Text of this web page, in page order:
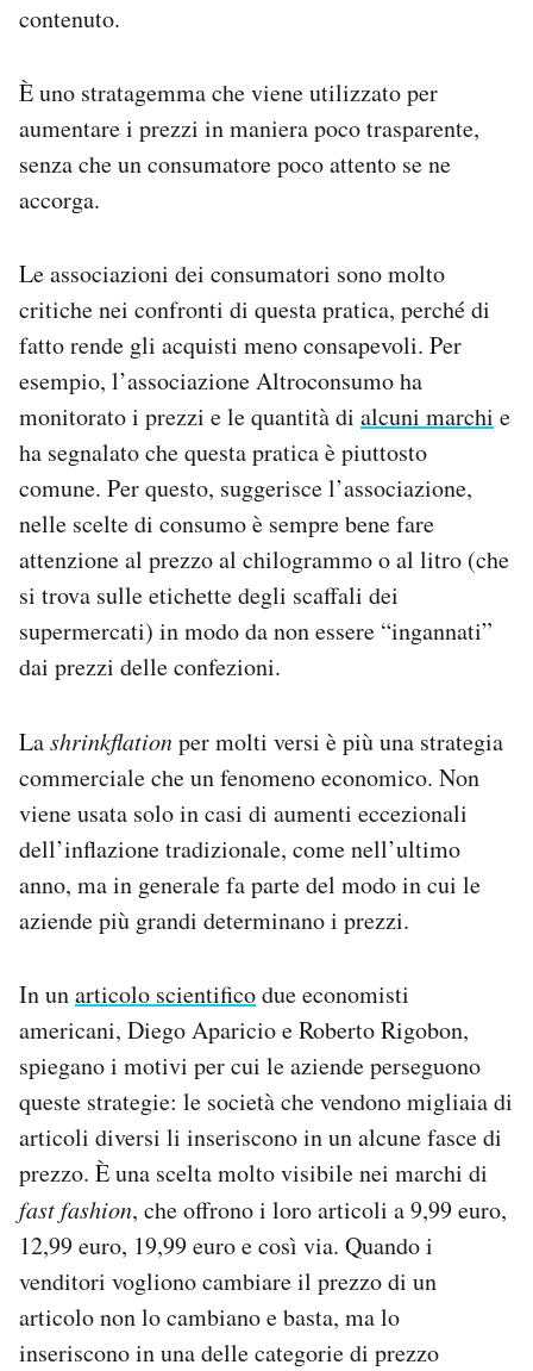
contenuto.
È uno stratagemma che viene utilizzato per
aumentare i prezzi in maniera poco trasparente,
senza che un consumatore poco attento se ne
accorga.
Le associazioni dei consumatori sono molto
critiche nei confronti di questa pratica, perché di
fatto rende gli acquisti meno consapevoli. Per
esempio, l’associazione Altroconsumo ha
monitorato i prezzi e le quantità di alcuni marchi e
ha segnalato che questa pratica è piuttosto
comune. Per questo, suggerisce l’associazione,
nelle scelte di consumo è sempre bene fare
attenzione al prezzo al chilogrammo o al litro (che
si trova sulle etichette degli scaffali dei
supermercati) in modo da non essere “ingannati”
dai prezzi delle confezioni.
Lashrinkflationper molti versi è più una strategia
commerciale che un fenomeno economico. Non
viene usata solo in casi di aumenti eccezionali
dell’inflazione tradizionale, come nell’ultimo
anno, ma in generale fa parte del modo in cui le
aziende più grandi determinano i prezzi.
In unarticolo scientificodue economisti
americani, Diego Aparicio e Roberto Rigobon,
spiegano i motivi per cui le aziende perseguono
queste strategie: le società che vendono migliaia di
articoli diversi li inseriscono in un alcune fasce di
prezzo. È una scelta molto visibile nei marchi di
fast fashion, che offrono i loro articoli a 9,99 euro,
12,99 euro, 19,99 euro e così via. Quando i
venditori vogliono cambiare il prezzo di un
articolo non lo cambiano e basta, ma lo
inseriscono in una delle categorie di prezzo